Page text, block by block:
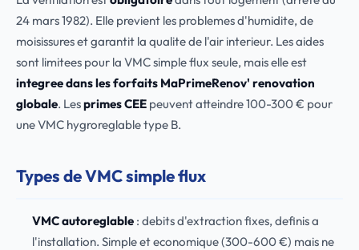
24 mars 1982). Elle previent les problemes d'humidite, de
moisissures et garantit la qualite de l'air interieur. Les aides
sont limitees pour la VMC simple flux seule, mais elle est
integree dans les forfaits MaPrimeRenov' renovation
globale. Lesprimes CEE peuvent atteindre 100-300 € pour
une VMC hygroreglable type B.
Types de VMC simple flux
VMC autoreglable: debits d'extraction fixes, definis a
l'installation. Simple et economique (300-600 €) mais ne